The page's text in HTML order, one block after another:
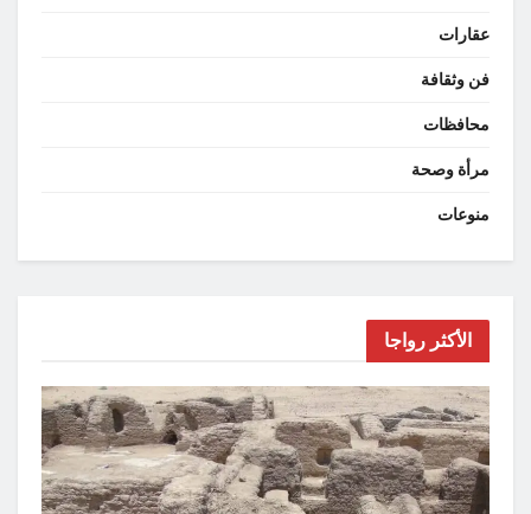
عقارات
فن وثقافة
محافظات
مرأة وصحة
منوعات
الأكثر رواجا